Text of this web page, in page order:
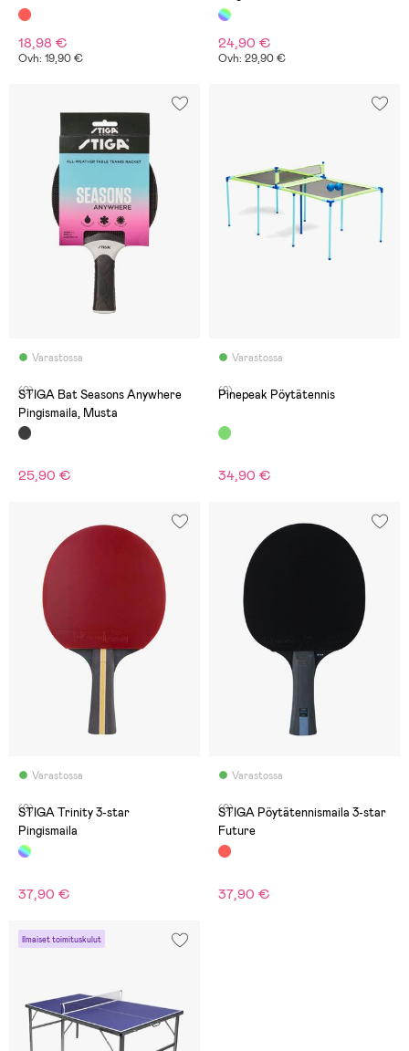
18,98 €
Ovh: 19,90 €
24,90 €
Ovh: 29,90 €
Varastossa
(0)
STIGA Bat Seasons Anywhere
Pingismaila, Musta
25,90 €
Varastossa
(2)
Pinepeak Pöytätennis
34,90 €
Varastossa
(0)
STIGA Trinity 3-star
Pingismaila
37,90 €
Varastossa
(0)
STIGA Pöytätennismaila 3-star
Future
37,90 €
Ilmaiset toimituskulut